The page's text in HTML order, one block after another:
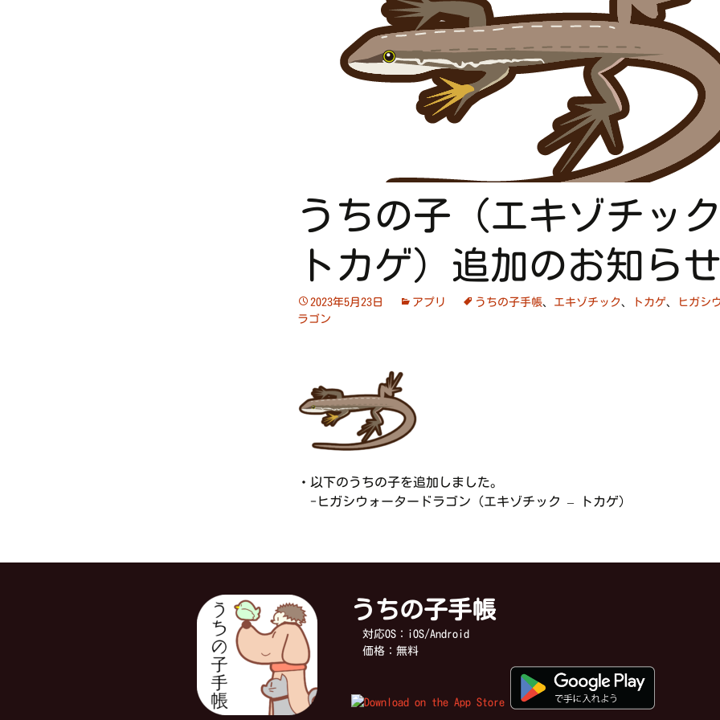
うちの子（エキゾチッ
トカゲ）追加のお知らせ
2023年5月23日 アプリ うちの子手帳、 エキゾチック、 トカゲ、
ヒガシ
ラゴン
・以下のうちの子を追加しました。
-ヒガシウォータードラゴン（エキゾチック – トカゲ）
うちの子手帳
対応OS：iOS/Android
価格：無料